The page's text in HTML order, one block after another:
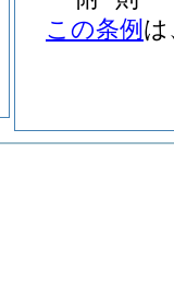
この条例 は